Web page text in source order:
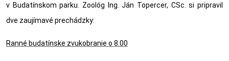
v Budatínskom parku. Zoológ
Ing. Ján Topercer, CSc.si pripravil
dve zaujímavé prechádzky:
Ranné budatínske zvukobranie o 8.00